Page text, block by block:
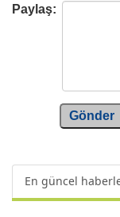
Paylaş:
Gönder
En güncel